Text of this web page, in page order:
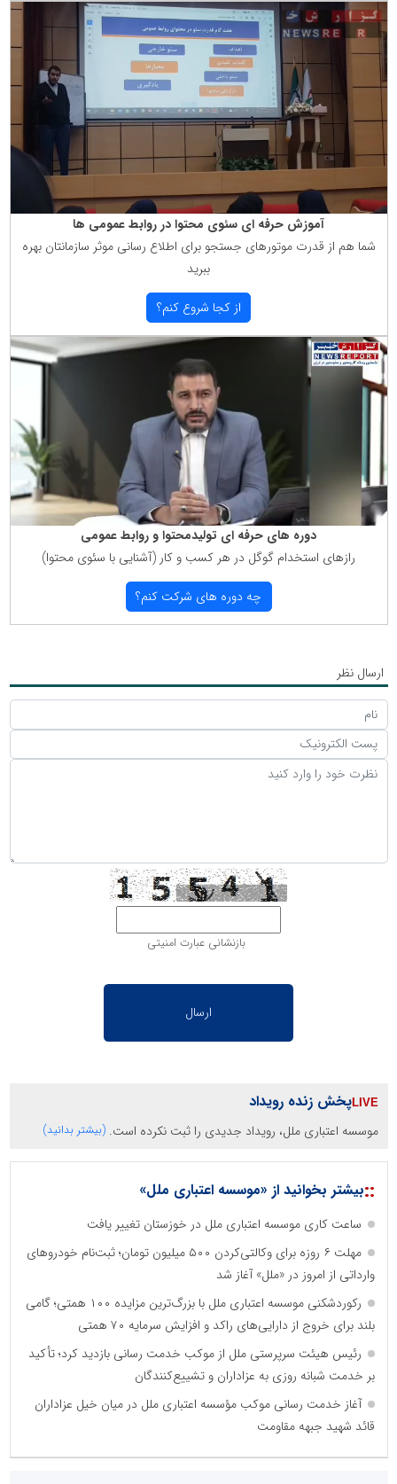
آموزش حرفه ای سئوی محتوا در روابط عمومی ها
شما هم از قدرت موتورهای جستجو برای اطلاع رسانی موثر سازمانتان بهره
ببرید
از كجا شروع كنم؟
دوره های حرفه ای تولیدمحتوا و روابط عمومی
رازهای استخدام گوگل در هر كسب و كار (آشنایی با سئوی محتوا)
چه دوره های شركت كنم؟
ارسال نظر
بازنشانی عبارت امنیتی
پخش زنده رویداد
موسسه اعتباری ملل، رویداد جدیدی را ثبت نکرده است. (بیشتر بدانید)
::بیشتر بخوانید از «موسسه اعتباری ملل»
ساعت کاری موسسه اعتباری ملل در خوزستان تغییر یافت
مهلت ۶ روزه برای وکالتی‌کردن ۵۰۰ میلیون تومان؛ ثبت‌نام خودروهای
وارداتی از امروز در «ملل» آغاز شد
رکوردشکنی موسسه اعتباری ملل با بزرگ‌ترین مزایده ۱۰۰ همتی؛ گامی
بلند برای خروج از دارایی‌های راکد و افزایش سرمایه ۷۰ همتی
رئیس هیئت سرپرستی ملل از موکب خدمت رسانی بازدید کرد؛ تأکید
بر خدمت شبانه روزی به عزاداران و تشییع‌کنندگان
آغاز خدمت رسانی موکب مؤسسه اعتباری ملل در میان خیل عزاداران
قائد شهید جبهه مقاومت